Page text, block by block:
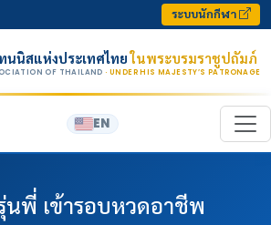
ระบบนักกีฬา
นนิสแห่งประเทศไทยในพระบรมราชูปถัมภ์
OF THAILAND · UNDER HIS MAJESTY’S PATRONAGE
EN
พี่ เข้ารอบหวดอาชีพ